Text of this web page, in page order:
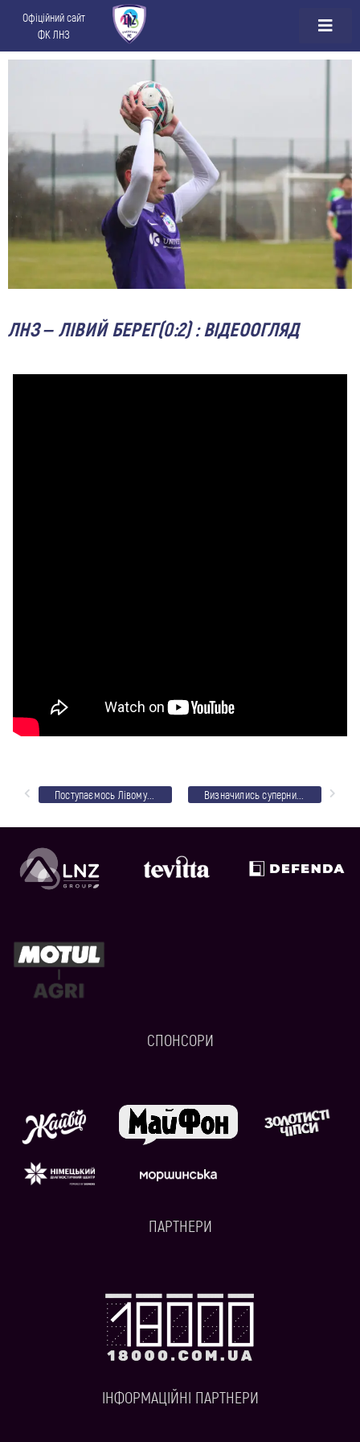
Офіційний сайт
ФК ЛНЗ
ЛНЗ – ЛІВИЙ БЕРЕГ(0:2) : ВІДЕООГЛЯД
Поступаємось Лівому Берегу у перенесеному матчі Визначились суперники 1/2 фіналу Кубка України
СПОНСОРИ
ПАРТНЕРИ
ІНФОРМАЦІЙНІ ПАРТНЕРИ